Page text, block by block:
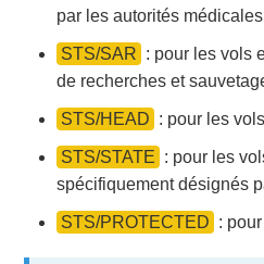
par les autorités médicales
STS/SAR : pour les vols
de recherches et
STS/HEAD : pour les
STS/STATE : pour les
spécifiquement désignés
STS/PROTECTED :